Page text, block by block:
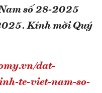
số 28-2025
Kính mời Quý
dat-
te-viet-nam-so-